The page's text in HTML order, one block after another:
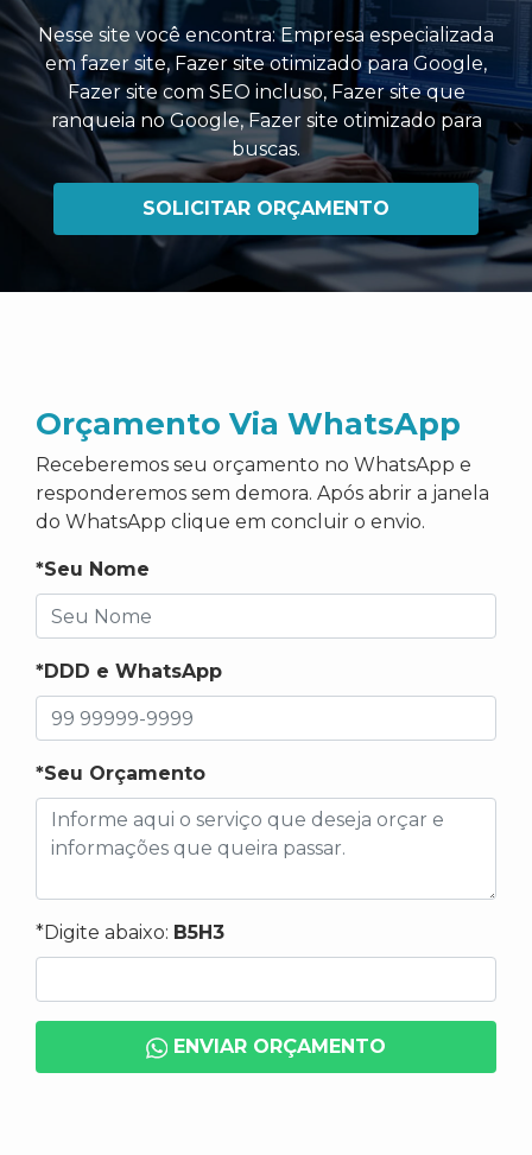
Nesse site você encontra:Empresa especializada
em fazer site,Fazer site otimizado para Google,
Fazer site com SEO incluso, Fazer site que
ranqueia no Google,Fazer site otimizado para
buscas.
SOLICITAR ORÇAMENTO
Orçamento Via WhatsApp
Receberemos seu orçamento no WhatsApp e
responderemos sem demora. Após abrir a janela
do WhatsApp clique em concluir o envio.
*Seu Nome
*DDD e WhatsApp
*Seu Orçamento
*Digite abaixo: B5H3
ENVIAR ORÇAMENTO